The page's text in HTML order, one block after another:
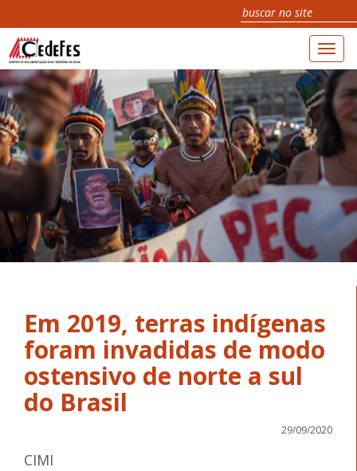
Em 2019, terras indígenas
foram invadidas de modo
ostensivo de norte a sul
do Brasil
29/09/2020
CIMI